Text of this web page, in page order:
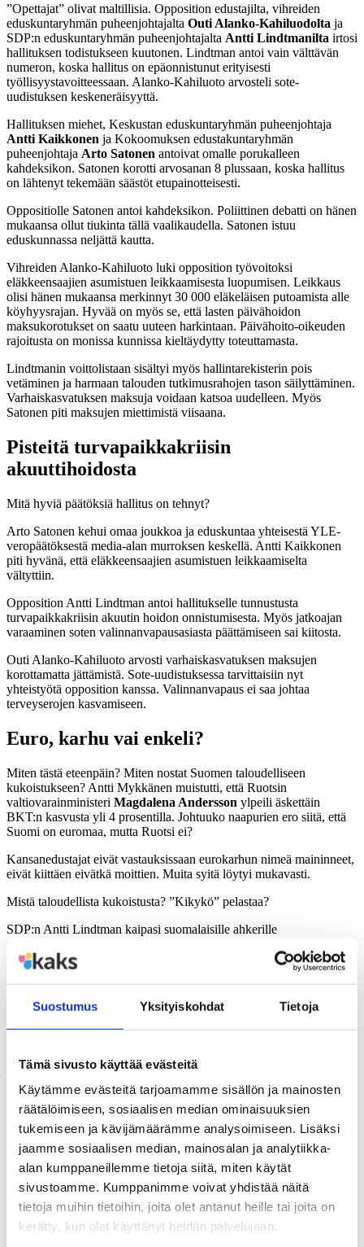
Suostumus Yksityiskohdat Tietoja
Tämä sivusto käyttää evästeitä
Käytämme evästeitä tarjoamamme sisällön ja mainosten
räätälöimiseen, sosiaalisen median ominaisuuksien
tukemiseen ja kävijämäärämme analysoimiseen. Lisäksi
jaamme sosiaalisen median, mainosalan ja analytiikka-
alan kumppaneillemme tietoja siitä, miten käytät
sivustoamme. Kumppanimme voivat yhdistää näitä
tietoja muihin tietoihin, joita olet antanut heille tai joita on
kerätty, kun olet käyttänyt heidän palvelujaan.
”Opettajat” olivat maltillisia. Opposition edustajilta, vihreiden
eduskuntaryhmän puheenjohtajalta Outi Alanko-Kahiluodolta ja
SDP:n eduskuntaryhmän puheenjohtajalta Antti Lindtmanilta irtosi
hallituksen todistukseen kuutonen. Lindtman antoi vain välttävän
numeron, koska hallitus on epäonnistunut erityisesti
työllisyystavoitteessaan. Alanko-Kahiluoto arvosteli sote-
uudistuksen keskeneräisyyttä.
Hallituksen miehet, Keskustan eduskuntaryhmän puheenjohtaja
Antti Kaikkonen ja Kokoomuksen edustakuntaryhmän
puheenjohtaja Arto Satonen antoivat omalle porukalleen
kahdeksikon. Satonen korotti arvosanan 8 plussaan, koska hallitus
on lähtenyt tekemään säästöt etupainotteisesti.
Oppositiolle Satonen antoi kahdeksikon. Poliittinen debatti on hänen
mukaansa ollut tiukinta tällä vaalikaudella. Satonen istuu
eduskunnassa neljättä kautta.
Vihreiden Alanko-Kahiluoto luki opposition työvoitoksi
eläkkeensaajien asumistuen leikkaamisesta luopumisen. Leikkaus
olisi hänen mukaansa merkinnyt 30 000 eläkeläisen putoamista alle
köyhyysrajan. Hyvää on myös se, että lasten päivähoidon
maksukorotukset on saatu uuteen harkintaan. Päivähoito-oikeuden
rajoitusta on monissa kunnissa kieltäydytty toteuttamasta.
Lindtmanin voittolistaan sisältyi myös hallintarekisterin pois
vetäminen ja harmaan talouden tutkimusrahojen tason säilyttäminen.
Varhaiskasvatuksen maksuja voidaan katsoa uudelleen. Myös
Satonen piti maksujen miettimistä viisaana.
Pisteitä turvapaikkakriisin
akuuttihoidosta
Mitä hyviä päätöksiä hallitus on tehnyt?
Arto Satonen kehui omaa joukkoa ja eduskuntaa yhteisestä YLE-
veropäätöksestä media-alan murroksen keskellä. Antti Kaikkonen
piti hyvänä, että eläkkeensaajien asumistuen leikkaamiselta
vältyttiin.
Opposition Antti Lindtman antoi hallitukselle tunnustusta
turvapaikkakriisin akuutin hoidon onnistumisesta. Myös jatkoajan
varaaminen soten valinnanvapausasiasta päättämiseen sai kiitosta.
Outi Alanko-Kahiluoto arvosti varhaiskasvatuksen maksujen
korottamatta jättämistä. Sote-uudistuksessa tarvittaisiin nyt
yhteistyötä opposition kanssa. Valinnanvapaus ei saa johtaa
terveyserojen kasvamiseen.
Euro, karhu vai enkeli?
Miten tästä eteenpäin? Miten nostat Suomen taloudelliseen
kukoistukseen? Antti Mykkänen muistutti, että Ruotsin
valtiovarainministeri Magdalena Andersson ylpeili äskettäin
BKT:n kasvusta yli 4 prosentilla. Johtuuko naapurien ero siitä, että
Suomi on euromaa, mutta Ruotsi ei?
Kansanedustajat eivät vastauksissaan eurokarhun nimeä maininneet,
eivät kiittäen eivätkä moittien. Muita syitä löytyi mukavasti.
Mistä taloudellista kukoistusta? ”Kikykö” pelastaa?
SDP:n Antti Lindtman kaipasi suomalaisille ahkerille
mahdollisuuden tehdä työtä. Emu-puskurit tulisi ottaa käyttöön.
Keskustan Antti Kaikkonen muistutti, että Ruotsi ja Saksa tekivät
työmarkkinapoliittisia uudistuksia jo vuosia sitten. Myös Suomessa
on jo näkyvissä valoa.
Kokoomuksen Arto Satonen tiesi, että paikallinen sopiminen toimii
– Porvarihallituksen aikana luotu hyvä pohja kantaa nyt hedelmää,
hän muotoili.
Vihreiden Outi Alanko-Kahiluoto totesi, ettei ole järkeä leikata
koulutuksesta, koska koulutus voi kehittää visioita. Ruotsissa
huomiota kiinnittää muun muassa se, että pienten lasten äidit
osallistuvat työelämään yleisemmin kuin Suomessa. Osa-aikainen
työ on tavallisempaa kuin meillä.
Koulutuksestakin on leikattu, mutta Arto Satonen muistutti, että
Suomessa koulutukseen panostaminen BKT:hen verrattuna on
edelleen Euroopan kärkeä.